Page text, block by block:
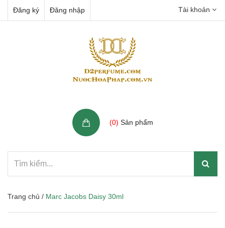
Đăng ký Đăng nhập Tài khoản
(0) Sản phẩm
Trang chủ / Marc Jacobs Daisy 30ml